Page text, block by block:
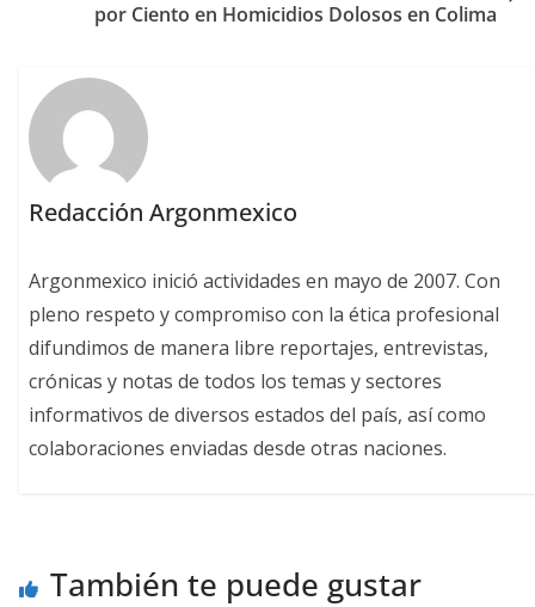
por Ciento en Homicidios Dolosos en Colima
Redacción Argonmexico
Argonmexico inició actividades en mayo de 2007. Con
pleno respeto y compromiso con la ética profesional
difundimos de manera libre reportajes, entrevistas,
crónicas y notas de todos los temas y sectores
informativos de diversos estados del país, así como
colaboraciones enviadas desde otras naciones.
También te puede gustar